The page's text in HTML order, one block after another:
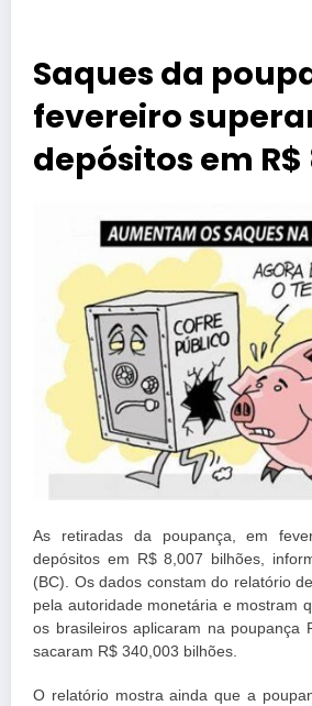
Saques da
fevereiro
depósitos em
As retiradas da poupança, em
depósitos em R$ 8,007 bilhões,
(BC). Os dados constam do relatório
pela autoridade monetária e mostram
os brasileiros aplicaram na poupança
sacaram R$ 340,003 bilhões.
O relatório mostra ainda que a